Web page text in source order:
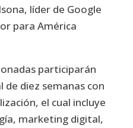
líder de Google
para América
participarán
diez semanas con
el cual incluye
marketing digital,